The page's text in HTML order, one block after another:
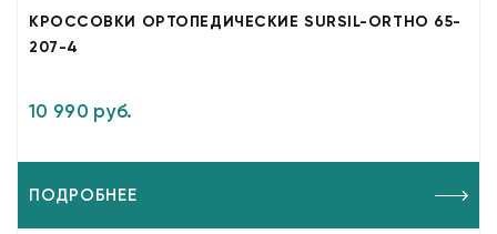
КРОССОВКИ ОРТОПЕДИЧЕСКИЕ SURSIL-ORTHO 65-
207-4
10 990 руб.
ПОДРОБНЕЕ